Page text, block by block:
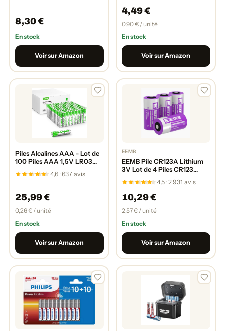
8,30 €
En stock
Voir sur Amazon
4,49 €
0,90 € / unité
En stock
Voir sur Amazon
Piles Alcalines AAA - Lot de
100 Piles AAA 1,5V LR03
Batteries AAA pour Le
Piles Anti-Fuite, Anti-C...
4,6 · 637 avis
25,99 €
0,26 € / unité
En stock
Voir sur Amazon
EEMB
EEMB Pile CR123A Lithium
3V Lot de 4 Piles CR123
Longue Durée Haute
Performance pour Lampe de
Poche, Instrument
Intelligent, Microphone etc
4,5 · 2 931 avis
10,29 €
2,57 € / unité
En stock
Voir sur Amazon